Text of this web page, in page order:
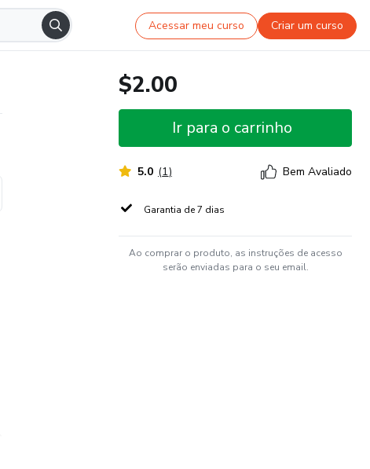
Acessar meu curso Criar um curso
$2.00
Ir para o carrinho
5.0 (1) Bem Avaliado
Garantia de 7 dias
Ao comprar o produto, as instruções de acesso
serão enviadas para o seu email.